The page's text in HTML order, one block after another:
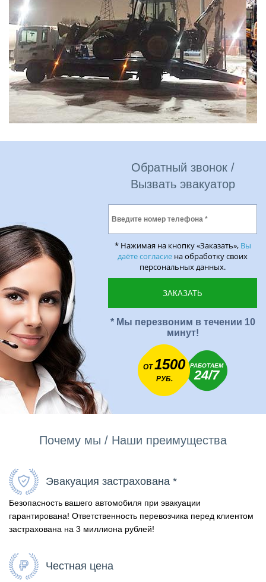
Обратный звонок /
Вызвать эвакуатор
* Нажимая на кнопку «Заказать», Вы
даёте согласие на обработку своих
персональных данных.
* Мы перезвоним в течении 10
минут!
ОТ1500
РУБ.
РАБОТАЕМ
24/7
Почему мы / Наши преимущества
Эвакуация застрахована *
Безопасность вашего автомобиля при эвакуации
гарантирована! Ответственность перевозчика перед клиентом
застрахована на 3 миллиона рублей!
Честная цена